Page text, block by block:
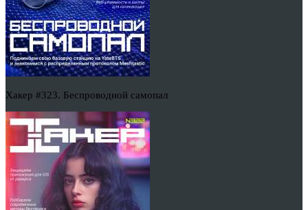
Хакер #323. Беспроводной самопал